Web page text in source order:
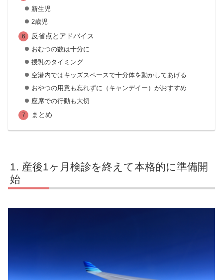
新生児
2歳児
反省点とアドバイス
おむつの数は十分に
授乳のタイミング
空港内ではキッズスペースで十分体を動かしてあげる
おやつの用意も忘れずに（キャンデイー）がおすすめ
座席での行動も大切
まとめ
産後1ヶ月検診を終えて本格的に準備開
始